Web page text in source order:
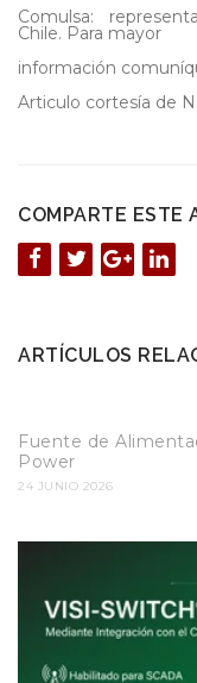
Comulsa:
Chile. Para mayor
información
Articulo cortesía de
COMPARTE ESTE
ARTÍCULOS
Fuente de
Power
24 JUNIO 2026